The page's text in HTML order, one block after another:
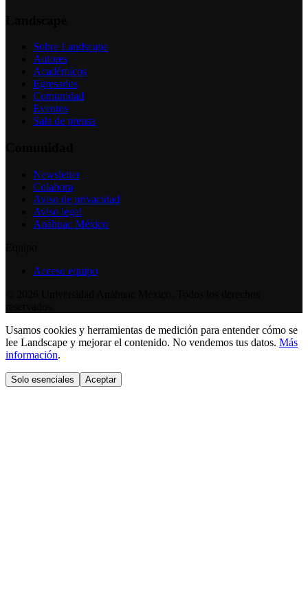
Sobre Landscape
Autores
Académicos
Egresados
Comunidad
Eventos
Sala de prensa
Newsletter
Colabora
Aviso de privacidad
Aviso legal
Anáhuac México
Acceso equipo
Usamos cookies y herramientas de medición para entender cómo se
lee Landscape y mejorar el contenido. No vendemos tus datos. Más
información.
Solo esenciales Aceptar